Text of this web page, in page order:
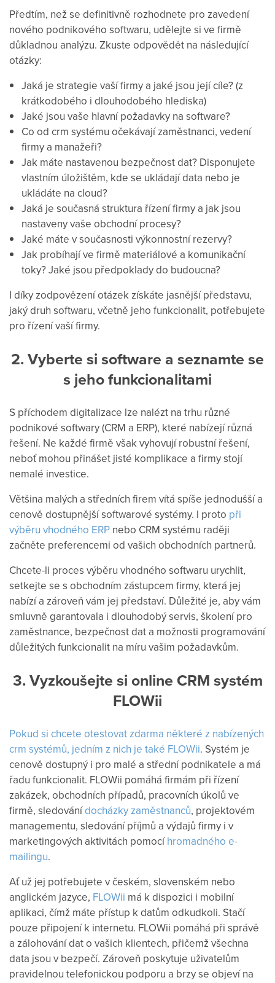
Předtím, než se definitivně rozhodnete pro zavedení
nového podnikového softwaru, udělejte si ve firmě
důkladnou analýzu. Zkuste odpovědět na následující
otázky:
Jaká je strategie vaší firmy a jaké jsou její cíle? (z
krátkodobého i dlouhodobého hlediska)
Jaké jsou vaše hlavní požadavky na software?
Co od crm systému očekávají zaměstnanci, vedení
firmy a manažeři?
Jak máte nastavenou bezpečnost dat? Disponujete
vlastním úložištěm, kde se ukládají data nebo je
ukládáte na cloud?
Jaká je současná struktura řízení firmy a jak jsou
nastaveny vaše obchodní procesy?
Jaké máte v současnosti výkonnostní rezervy?
Jak probíhají ve firmě materiálové a komunikační
toky? Jaké jsou předpoklady do budoucna?
I díky zodpovězení otázek získáte jasnější představu,
jaký druh softwaru, včetně jeho funkcionalit, potřebujete
pro řízení vaší firmy.
2. Vyberte si software a seznamte se
s jeho funkcionalitami
S příchodem digitalizace lze nalézt na trhu různé
podnikové softwary (CRM a ERP), které nabízejí různá
řešení. Ne každé firmě však vyhovují robustní řešení,
neboť mohou přinášet jisté komplikace a firmy stojí
nemalé investice.
Většina malých a středních firem vítá spíše jednodušší a
cenově dostupnější softwarové systémy. I proto při
výběru vhodného ERP nebo CRM systému raději
začněte preferencemi od vašich obchodních partnerů.
Chcete-li proces výběru vhodného softwaru urychlit,
setkejte se s obchodním zástupcem firmy, která jej
nabízí a zároveň vám jej představí. Důležité je, aby vám
smluvně garantovala i dlouhodobý servis, školení pro
zaměstnance, bezpečnost dat a možnosti programování
důležitých funkcionalit na míru vašim požadavkům.
3. Vyzkoušejte si online CRM systém
FLOWii
Pokud si chcete otestovat zdarma některé z nabízených
crm systémů, jedním z nich je také FLOWii. Systém je
cenově dostupný i pro malé a střední podnikatele a má
řadu funkcionalit. FLOWii pomáhá firmám při řízení
zakázek, obchodních případů, pracovních úkolů ve
firmě, sledovánídocházky zaměstnanců, projektovém
managementu, sledování příjmů a výdajů firmy i v
marketingových aktivitách pomocíhromadného e-
mailingu.
Ať už jej potřebujete v českém, slovenském nebo
anglickém jazyce, FLOWii má k dispozici i mobilní
aplikaci, čímž máte přístup k datům odkudkoli. Stačí
pouze připojení k internetu. FLOWii pomáhá při správě
a zálohování dat o vašich klientech, přičemž všechna
data jsou v bezpečí. Zároveň poskytuje uživatelům
pravidelnou telefonickou podporu a brzy se objeví na